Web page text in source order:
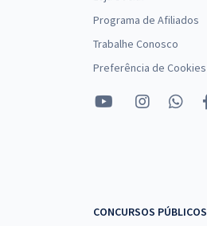
Programa de Afiliados
Trabalhe Conosco
Preferência de Cookies
CONCURSOS PÚBLICOS